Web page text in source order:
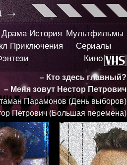
→
Драма История
Приключения
Мультфильмы
Сериалы
Кино
– Кто здесь главный?
– Меня зовут Нестор Петрович
Парамонов (День выборов)
Петрович (Большая перемена)